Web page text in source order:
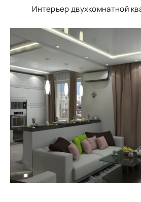
Интерьер двухкомнатной